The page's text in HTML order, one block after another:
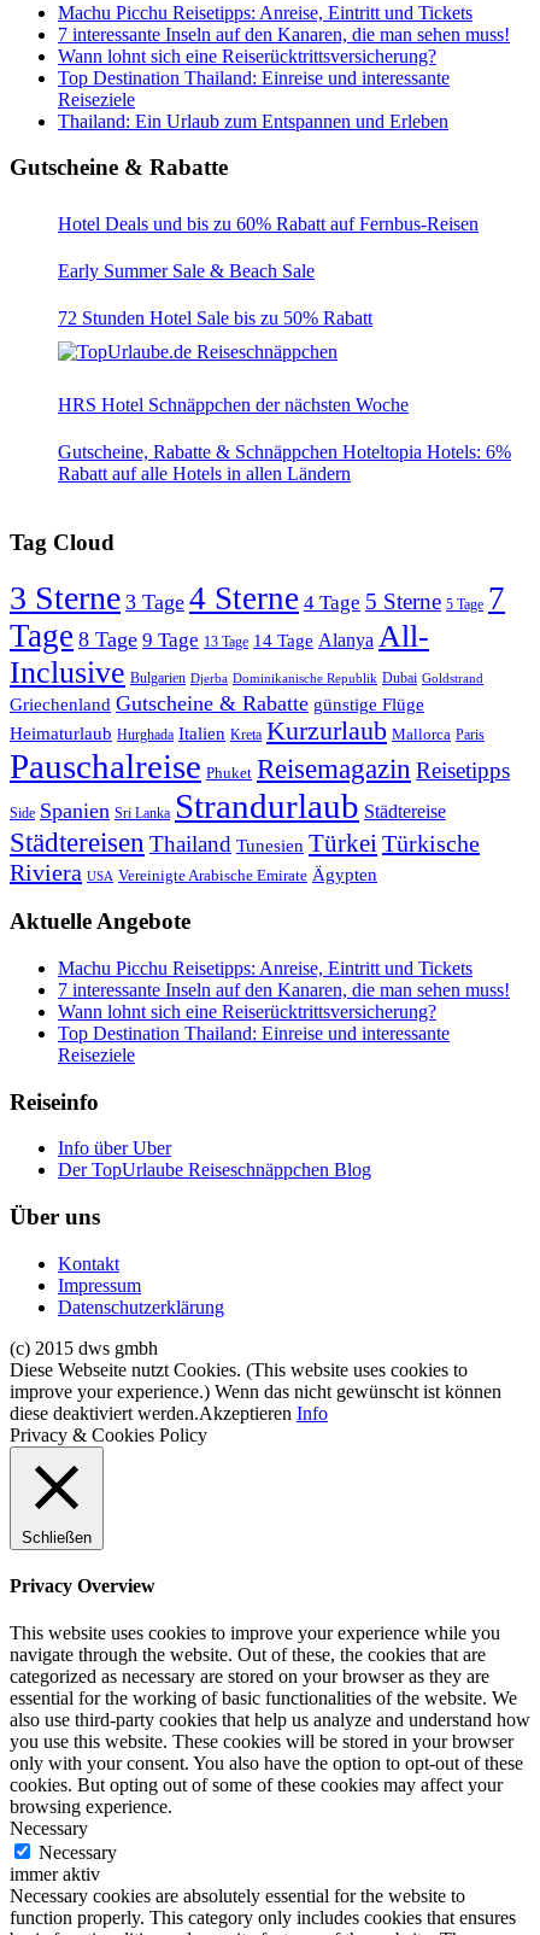
Machu Picchu Reisetipps: Anreise, Eintritt und Tickets
7 interessante Inseln auf den Kanaren, die man sehen muss!
Wann lohnt sich eine Reiserücktrittsversicherung?
Top Destination Thailand: Einreise und interessante
Reiseziele
Thailand: Ein Urlaub zum Entspannen und Erleben
Gutscheine & Rabatte
Hotel Deals und bis zu 60% Rabatt auf Fernbus-Reisen
Early Summer Sale & Beach Sale
72 Stunden Hotel Sale bis zu 50% Rabatt
HRS Hotel Schnäppchen der nächsten Woche
Gutscheine, Rabatte & Schnäppchen Hoteltopia Hotels: 6%
Rabatt auf alle Hotels in allen Ländern
Tag Cloud
3 Sterne 3 Tage 4 Sterne 4 Tage 5 Sterne 5 Tage 7
Tage 8 Tage 9 Tage 13 Tage 14 Tage Alanya All-
Inclusive Bulgarien Djerba Dominikanische Republik Dubai Goldstrand
Griechenland Gutscheine & Rabatte günstige Flüge
Heimaturlaub Hurghada Italien Kreta Kurzurlaub Mallorca Paris
Pauschalreise Phuket Reisemagazin Reisetipps
Side Spanien Sri Lanka Strandurlaub Städtereise
Städtereisen Thailand Tunesien Türkei Türkische
Riviera USA Vereinigte Arabische Emirate Ägypten
Aktuelle Angebote
Machu Picchu Reisetipps: Anreise, Eintritt und Tickets
7 interessante Inseln auf den Kanaren, die man sehen muss!
Wann lohnt sich eine Reiserücktrittsversicherung?
Top Destination Thailand: Einreise und interessante
Reiseziele
Reiseinfo
Info über Uber
Der TopUrlaube Reiseschnäppchen Blog
Über uns
Kontakt
Impressum
Datenschutzerklärung
(c) 2015 dws gmbh
Diese Webseite nutzt Cookies. (This website uses cookies to
improve your experience.) Wenn das nicht gewünscht ist können
diese deaktiviert werden.Akzeptieren Info
Privacy & Cookies Policy
Schließen
Privacy Overview
This website uses cookies to improve your experience while you
navigate through the website. Out of these, the cookies that are
categorized as necessary are stored on your browser as they are
essential for the working of basic functionalities of the website. We
also use third-party cookies that help us analyze and understand how
you use this website. These cookies will be stored in your browser
only with your consent. You also have the option to opt-out of these
cookies. But opting out of some of these cookies may affect your
browsing experience.
Necessary
Necessary
immer aktiv
Necessary cookies are absolutely essential for the website to
function properly. This category only includes cookies that ensures